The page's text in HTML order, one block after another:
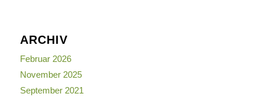
ARCHIV
Februar 2026
November 2025
September 2021